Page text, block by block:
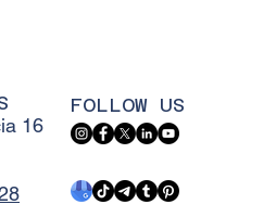
16
FOLLOW US